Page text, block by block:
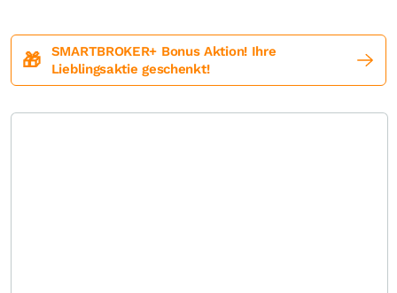
🎁
SMARTBROKER+ Bonus Aktion! Ihre
Lieblingsaktie geschenkt!